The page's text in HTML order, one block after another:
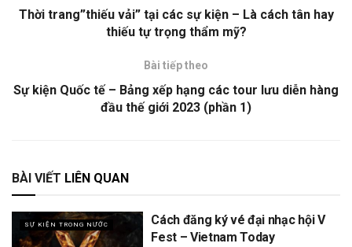
Thời trang”thiếu vải” tại các sự kiện – Là cách tân hay
thiếu tự trọng thẩm mỹ?
Bài tiếp theo
Sự kiện Quốc tế – Bảng xếp hạng các tour lưu diễn hàng
đầu thế giới 2023 (phần 1)
BÀI VIẾT LIÊN QUAN
SỰ KIỆN TRONG NƯỚC
Cách đăng ký vé đại nhạc hội V
Fest – Vietnam Today